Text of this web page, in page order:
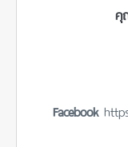
คุ
Facebook